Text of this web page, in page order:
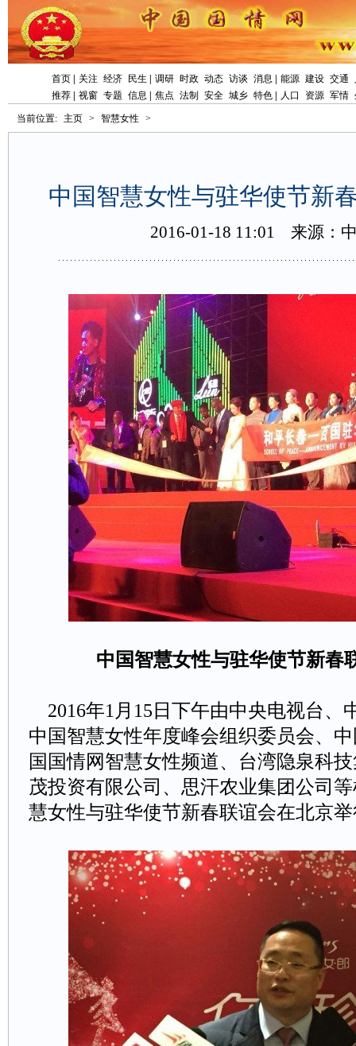
首页 关注 经济 民生 调研 时政 动态 访谈 消息 能源 建设 交通
推荐
视窗 专题 信息 焦点 法制 安全 城乡 特色 人口 资源 军情
当前位置: 主页 > 智慧女性 >
中国智慧女性与驻华使节新
2016-01-1811:01 来源：
中国智慧女性与驻华使节新春
2016年1月15日下午由中央电视台、
中国智慧女性年度峰会组织委员会、
国国情网智慧女性频道、台湾隐泉科
茂投资有限公司、思汗农业集团公司
慧女性与驻华使节新春联谊会在北京